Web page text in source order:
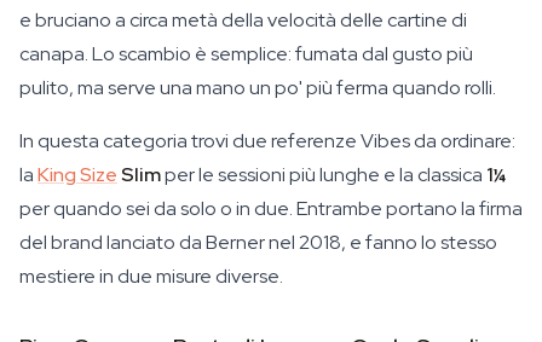
e bruciano a circa metà della velocità delle cartine di
canapa. Lo scambio è semplice: fumata dal gusto più
pulito, ma serve una mano un po' più ferma quando rolli.
In questa categoria trovi due referenze Vibes da ordinare:
laKing Size Slimper le sessioni più lunghe e la classica 1¼
per quando sei da solo o in due. Entrambe portano la firma
del brand lanciato da Berner nel 2018, e fanno lo stesso
mestiere in due misure diverse.